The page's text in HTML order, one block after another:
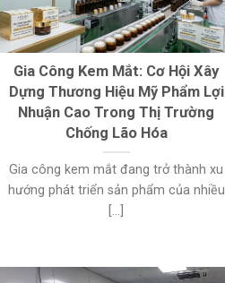
Gia Công Kem Mắt: Cơ Hội Xây
Dựng Thương Hiệu Mỹ Phẩm Lợi
Nhuận Cao Trong Thị Trường
Chống Lão Hóa
Gia công kem mắt đang trở thành xu
hướng phát triển sản phẩm của nhiều
[...]